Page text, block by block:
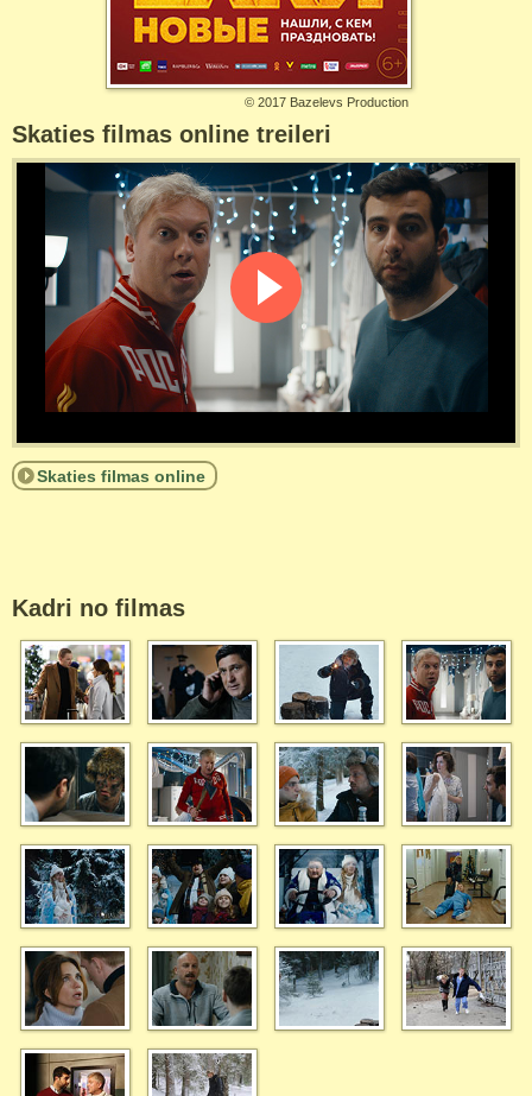
© 2017 Bazelevs Production
Skaties filmas online treileri
Skaties filmas online
Kadri no filmas